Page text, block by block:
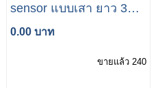
sensor แบบเสา ยาว 30-
0.00 บาท
ขายแล้ว 240